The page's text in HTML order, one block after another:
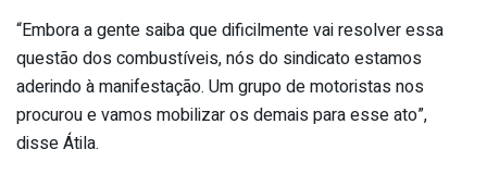
“Embora a gente saiba que dificilmente vai resolver essa
questão dos combustíveis, nós do sindicato estamos
aderindo à manifestação. Um grupo de motoristas nos
procurou e vamos mobilizar os demais para esse ato”,
disse Átila.